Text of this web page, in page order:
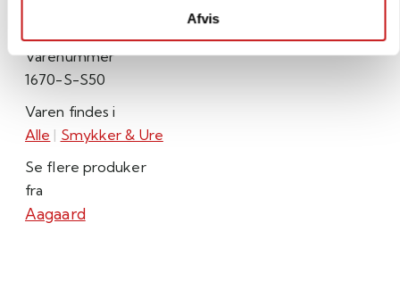
Afvis
Varenummer
1670-S-S50
Varen findes i
Alle | Smykker & Ure
Se flere produker
fra
Aagaard